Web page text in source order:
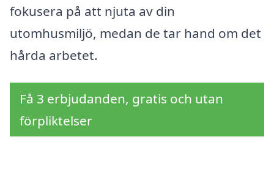
fokusera på att njuta av din
utomhusmiljö, medan de tar hand om det
hårda arbetet.
Få 3 erbjudanden, gratis och utan
förpliktelser